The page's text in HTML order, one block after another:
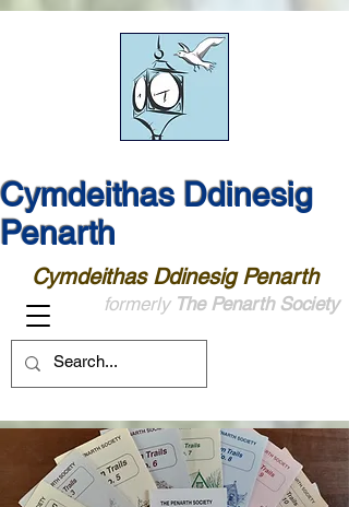
Cymdeithas Ddinesig
Penarth
Cymdeithas Ddinesig Penarth
formerly The Penarth Society